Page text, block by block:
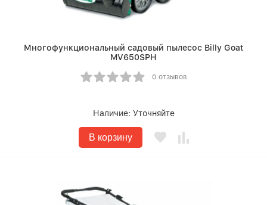
Многофункциональный садовый пылесос Billy Goat
MV650SPH
0 отзывов
Наличие: Уточняйте
В корзину